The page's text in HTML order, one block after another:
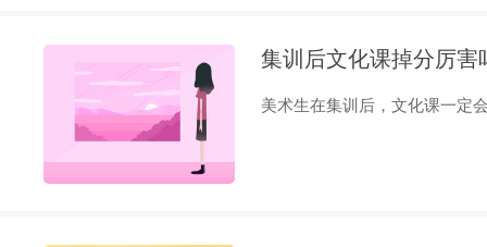
集训后文化课掉分厉
美术生在集训后，文化课一定